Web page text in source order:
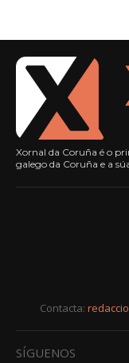
Xornal da Coruña é o
galego da Coruña e a
Contacta:
SÍGUENOS